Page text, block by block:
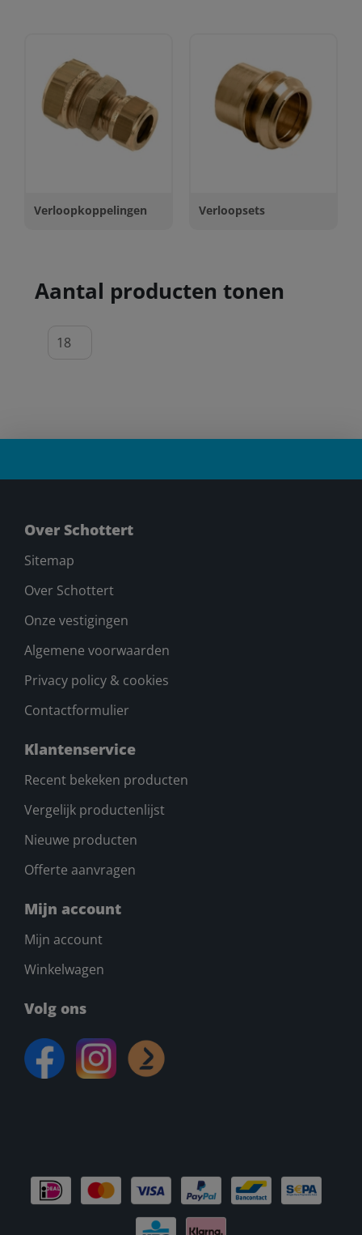
Verloopkoppelingen Verloopsets
Aantal producten tonen
Over Schottert
Sitemap
Over Schottert
Onze vestigingen
Algemene voorwaarden
Privacy policy & cookies
Contactformulier
Klantenservice
Recent bekeken producten
Vergelijk productenlijst
Nieuwe producten
Offerte aanvragen
Mijn account
Mijn account
Winkelwagen
Volg ons